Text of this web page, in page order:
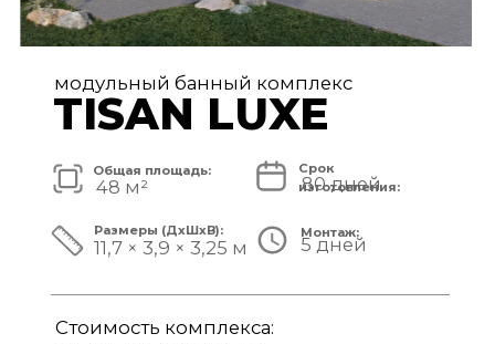
АРХИТЕКТУРА И ЭКСТЕРЬЕР